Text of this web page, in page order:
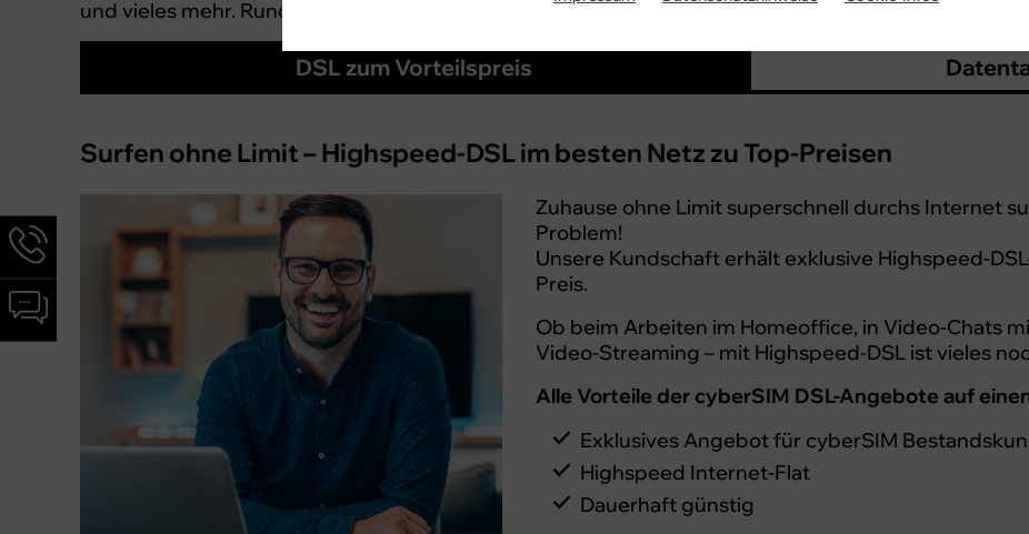
und vieles mehr. Rund um die Uhr reinschauen, bestellen und kräftig sparen!
DSL zum Vorteilspreis
Surfen ohne Limit – Highspeed-DSL im besten Netz zu Top-Preisen
Zuhause ohne Limit superschnell durchs Internet
Problem!
Unsere Kundschaft erhält exklusive Highspeed-
Preis.
Ob beim Arbeiten im Homeoffice, in Video-Chats
Video-Streaming – mit Highspeed-DSL ist vieles
Alle Vorteile der cyberSIM DSL-Angebote auf
Exklusives Angebot für cyberSIM
Highspeed Internet-Flat
Dauerhaft günstig
Hotline-
Informationen
werden
angezeigt
Chat-
Informationen
werden